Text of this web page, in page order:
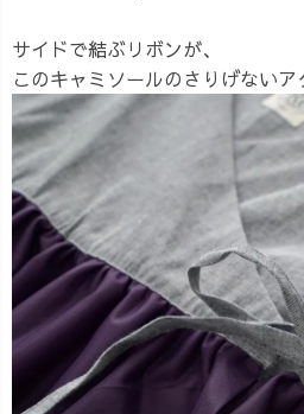
サイドで結ぶリボンが、
このキャミソールのさりげないア